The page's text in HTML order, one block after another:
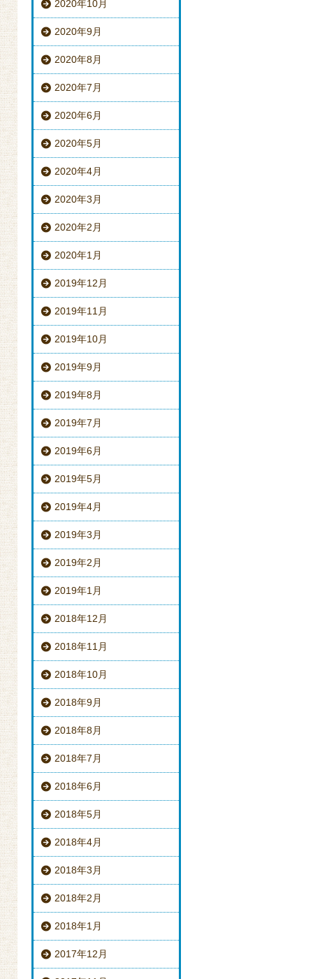
2020年10月
2020年9月
2020年8月
2020年7月
2020年6月
2020年5月
2020年4月
2020年3月
2020年2月
2020年1月
2019年12月
2019年11月
2019年10月
2019年9月
2019年8月
2019年7月
2019年6月
2019年5月
2019年4月
2019年3月
2019年2月
2019年1月
2018年12月
2018年11月
2018年10月
2018年9月
2018年8月
2018年7月
2018年6月
2018年5月
2018年4月
2018年3月
2018年2月
2018年1月
2017年12月